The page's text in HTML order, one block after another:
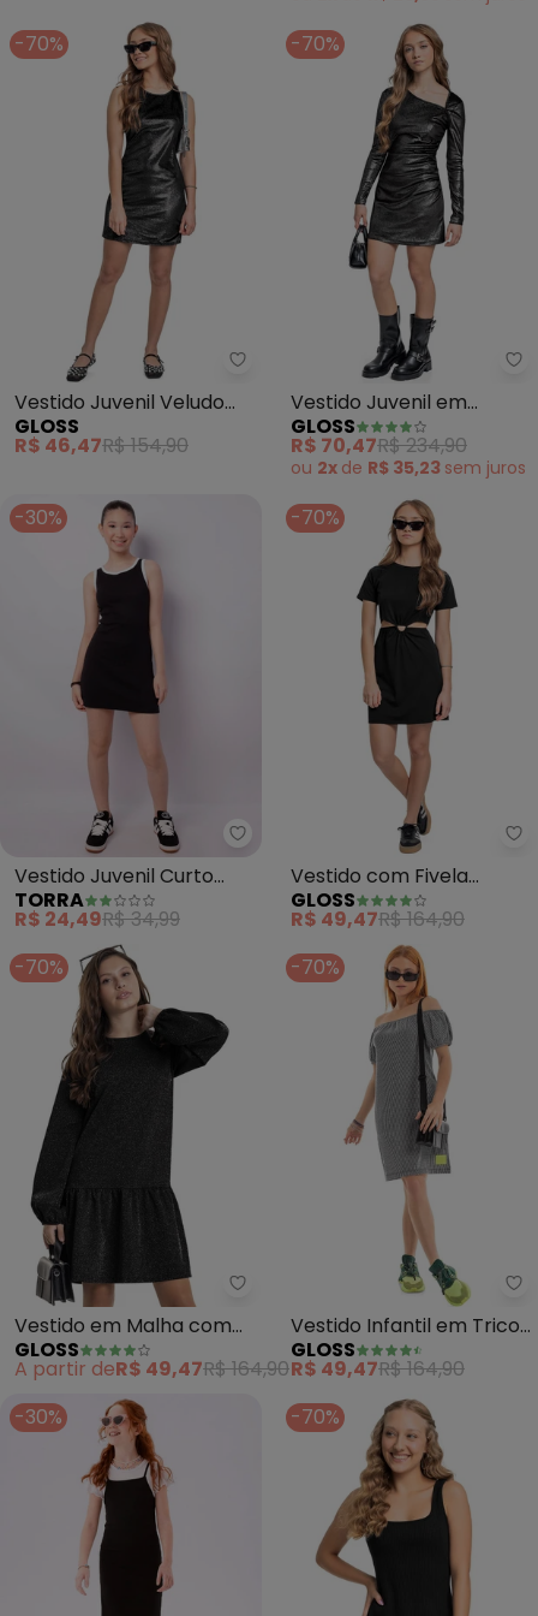
-70%
Gloss - Vestido Juvenil Veludo
Vestido Juvenil Veludo
com Brilho (Preto)
GLOSS
R$ 46,47R$ 154,90
-70%
Vestido Juvenil em
Veludo com Brilho
(Preto)
GLOSS
R$ 70,47R$ 234,90
ou 2x de R$ 35,23 sem juros
-30%
Torra - Vestido Juvenil Curto
Vestido Juvenil Curto
(Preto)
TORRA
R$ 24,49R$ 34,99
-70%
Vestido com Fivela
Juvenil (Preto)
GLOSS
R$ 49,47R$ 164,90
-70%
Gloss - Vestido em Malha com
Vestido em Malha com
Lurex Juvenil (Preto)
GLOSS
A partir deR$ 49,47R$ 164,90
-70%
Vestido Infantil em Tricot
(Preto)
GLOSS
R$ 49,47R$ 164,90
-30%
-70%